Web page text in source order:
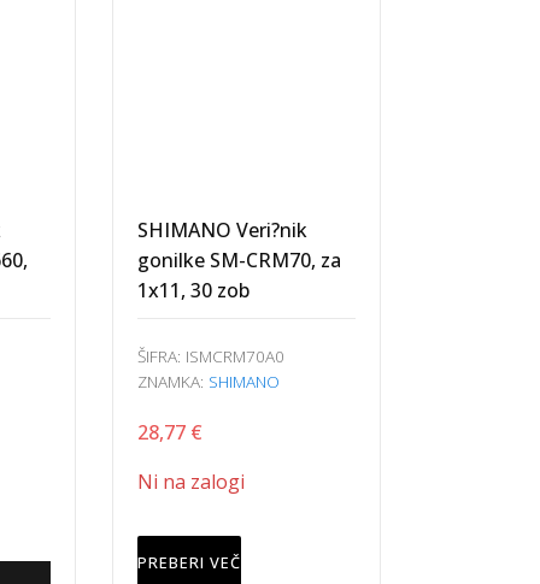
SHIMANO Veri?nik
gonilke SM-CRM70, za
1x11, 30 zob
ŠIFRA: ISMCRM70A0
ZNAMKA: SHIMANO
28,77 €
Ni na zalogi
PREBERI VEČ